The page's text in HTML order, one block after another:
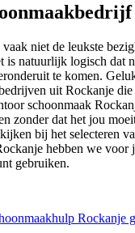
niet de leukste
is natuurlijk logisch dat
te komen.
uit Rockanje
schoonmaak
zonder dat het jou
bij het selecteren
hebben we voor
gebruiken.
Rockanje